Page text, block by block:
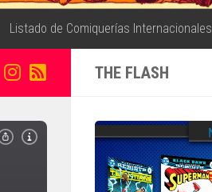
Listado de Comiquerías Internacionales
THE FLASH